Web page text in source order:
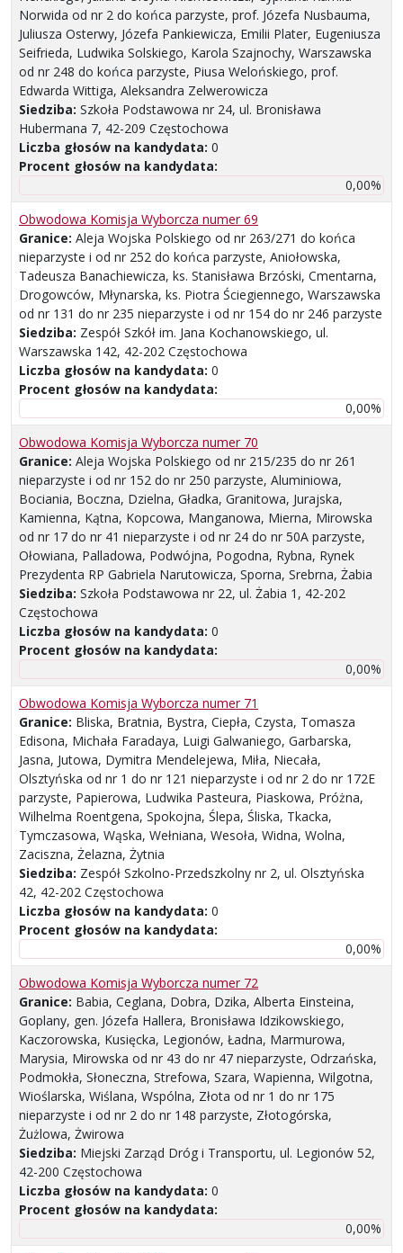
Norwida od nr 2 do końca parzyste, prof. Józefa Nusbauma,
Juliusza Osterwy, Józefa Pankiewicza, Emilii Plater, Eugeniusza
Seifrieda, Ludwika Solskiego, Karola Szajnochy, Warszawska
od nr 248 do końca parzyste, Piusa Welońskiego, prof.
Edwarda Wittiga, Aleksandra Zelwerowicza
Siedziba: Szkoła Podstawowa nr 24, ul. Bronisława
Hubermana 7, 42-209 Częstochowa
Liczba głosów na kandydata: 0
Procent głosów na kandydata:
0,00%
Obwodowa Komisja Wyborcza numer 69
Granice: Aleja Wojska Polskiego od nr 263/271 do końca
nieparzyste i od nr 252 do końca parzyste, Aniołowska,
Tadeusza Banachiewicza, ks. Stanisława Brzóski, Cmentarna,
Drogowców, Młynarska, ks. Piotra Ściegiennego, Warszawska
od nr 131 do nr 235 nieparzyste i od nr 154 do nr 246 parzyste
Siedziba: Zespół Szkół im. Jana Kochanowskiego, ul.
Warszawska 142, 42-202 Częstochowa
Liczba głosów na kandydata: 0
Procent głosów na kandydata:
0,00%
Obwodowa Komisja Wyborcza numer 70
Granice: Aleja Wojska Polskiego od nr 215/235 do nr 261
nieparzyste i od nr 152 do nr 250 parzyste, Aluminiowa,
Bociania, Boczna, Dzielna, Gładka, Granitowa, Jurajska,
Kamienna, Kątna, Kopcowa, Manganowa, Mierna, Mirowska
od nr 17 do nr 41 nieparzyste i od nr 24 do nr 50A parzyste,
Ołowiana, Palladowa, Podwójna, Pogodna, Rybna, Rynek
Prezydenta RP Gabriela Narutowicza, Sporna, Srebrna, Żabia
Siedziba: Szkoła Podstawowa nr 22, ul. Żabia 1, 42-202
Częstochowa
Liczba głosów na kandydata: 0
Procent głosów na kandydata:
0,00%
Obwodowa Komisja Wyborcza numer 71
Granice: Bliska, Bratnia, Bystra, Ciepła, Czysta, Tomasza
Edisona, Michała Faradaya, Luigi Galwaniego, Garbarska,
Jasna, Jutowa, Dymitra Mendelejewa, Miła, Niecała,
Olsztyńska od nr 1 do nr 121 nieparzyste i od nr 2 do nr 172E
parzyste, Papierowa, Ludwika Pasteura, Piaskowa, Próżna,
Wilhelma Roentgena, Spokojna, Ślepa, Śliska, Tkacka,
Tymczasowa, Wąska, Wełniana, Wesoła, Widna, Wolna,
Zaciszna, Żelazna, Żytnia
Siedziba: Zespół Szkolno-Przedszkolny nr 2, ul. Olsztyńska
42, 42-202 Częstochowa
Liczba głosów na kandydata: 0
Procent głosów na kandydata:
0,00%
Obwodowa Komisja Wyborcza numer 72
Granice: Babia, Ceglana, Dobra, Dzika, Alberta Einsteina,
Goplany, gen. Józefa Hallera, Bronisława Idzikowskiego,
Kaczorowska, Kusięcka, Legionów, Ładna, Marmurowa,
Marysia, Mirowska od nr 43 do nr 47 nieparzyste, Odrzańska,
Podmokła, Słoneczna, Strefowa, Szara, Wapienna, Wilgotna,
Wioślarska, Wiślana, Wspólna, Złota od nr 1 do nr 175
nieparzyste i od nr 2 do nr 148 parzyste, Złotogórska,
Żużlowa, Żwirowa
Siedziba: Miejski Zarząd Dróg i Transportu, ul. Legionów 52,
42-200 Częstochowa
Liczba głosów na kandydata: 0
Procent głosów na kandydata:
0,00%